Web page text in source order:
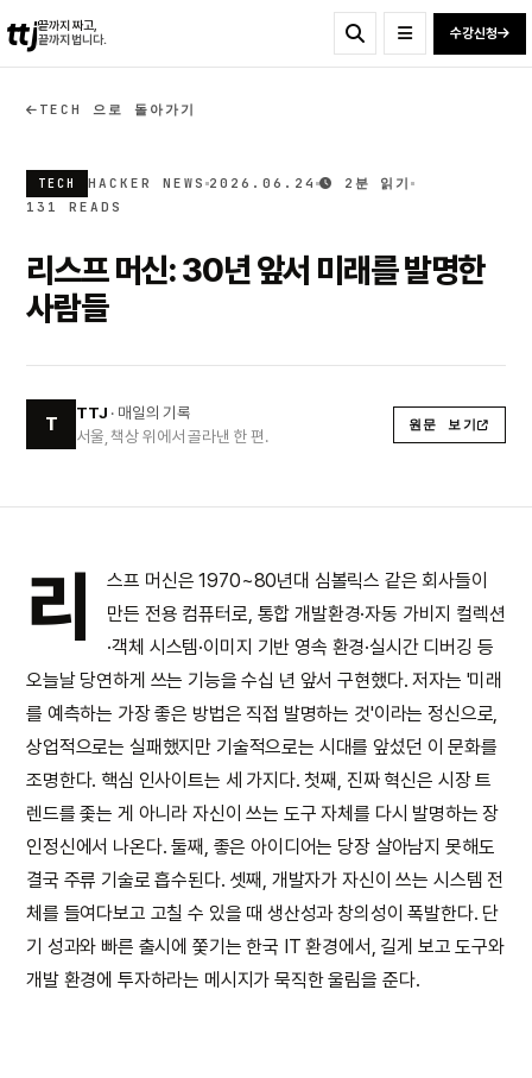
ttj끝까지 짜고,
끝까지 법니다.
수강신청
TECH 으로 돌아가기
TECH HACKER NEWS 2026.06.24
2분 읽기
131 READS
리스프 머신: 30년 앞서 미래를 발명한
사람들
T
TTJ · 매일의 기록
서울, 책상 위에서 골라낸 한 편.
원문 보기
리
스프 머신은 1970~80년대 심볼릭스 같은 회사들이
만든 전용 컴퓨터로, 통합 개발환경·자동 가비지 컬렉션
·객체 시스템·이미지 기반 영속 환경·실시간 디버깅 등
오늘날 당연하게 쓰는 기능을 수십 년 앞서 구현했다. 저자는 '미래
를 예측하는 가장 좋은 방법은 직접 발명하는 것'이라는 정신으로,
상업적으로는 실패했지만 기술적으로는 시대를 앞섰던 이 문화를
조명한다. 핵심 인사이트는 세 가지다. 첫째, 진짜 혁신은 시장 트
렌드를 좇는 게 아니라 자신이 쓰는 도구 자체를 다시 발명하는 장
인정신에서 나온다. 둘째, 좋은 아이디어는 당장 살아남지 못해도
결국 주류 기술로 흡수된다. 셋째, 개발자가 자신이 쓰는 시스템 전
체를 들여다보고 고칠 수 있을 때 생산성과 창의성이 폭발한다. 단
기 성과와 빠른 출시에 쫓기는 한국 IT 환경에서, 길게 보고 도구와
개발 환경에 투자하라는 메시지가 묵직한 울림을 준다.